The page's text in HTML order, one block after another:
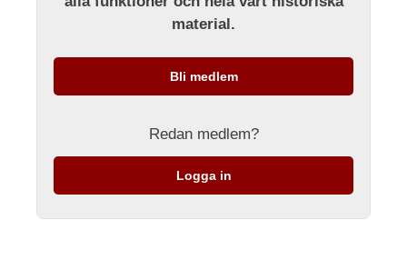
material.
Bli medlem
Redan medlem?
Logga in